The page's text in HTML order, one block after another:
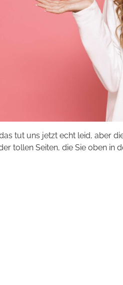
tut uns jetzt echt leid, aber
tollen Seiten, die Sie oben in